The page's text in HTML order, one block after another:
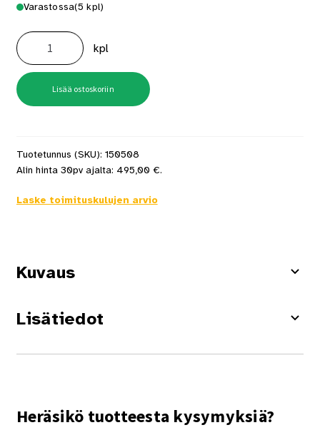
oli:
569,00 €.
on:
495,00 €.
Varastossa(5 kpl)
Muuripata
Narvi
Musta
50
litraa
määrä
kpl
Lisää ostoskoriin
Tuotetunnus (SKU): 150508
Alin hinta 30pv ajalta: 495,00 €.
Laske toimituskulujen arvio
Kuvaus
Lisätiedot
Heräsikö tuotteesta kysymyksiä?